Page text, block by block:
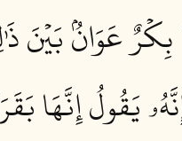
بِكۡرٌ عَوَانُۢ بَيۡنَ
يَقُولُ إِنَّهَا